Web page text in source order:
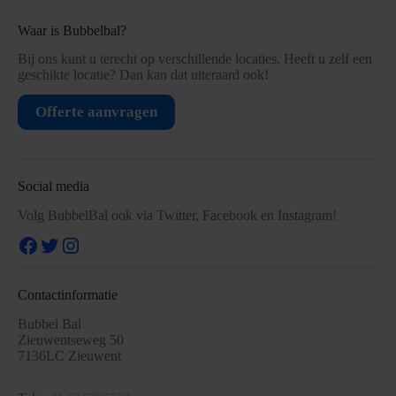
Waar is Bubbelbal?
Bij ons kunt u terecht op verschillende locaties. Heeft u zelf een
geschikte locatie? Dan kan dat uiteraard ook!
Offerte aanvragen
Social media
Volg BubbelBal ook via Twitter, Facebook en Instagram!
Facebook
Twitter
Instagram
Contactinformatie
Bubbel Bal
Zieuwentseweg 50
7136LC Zieuwent